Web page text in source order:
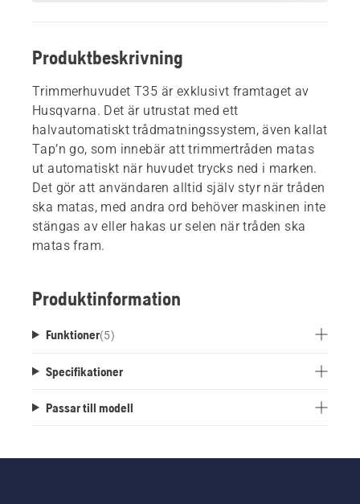
Produktbeskrivning
Trimmerhuvudet T35 är exklusivt framtaget av
Husqvarna. Det är utrustat med ett
halvautomatiskt trådmatningssystem, även kallat
Tap’n go, som innebär att trimmertråden matas
ut automatiskt när huvudet trycks ned i marken.
Det gör att användaren alltid själv styr när tråden
ska matas, med andra ord behöver maskinen inte
stängas av eller hakas ur selen när tråden ska
matas fram.
Produktinformation
Funktioner(5)
Specifikationer
Passar till modell